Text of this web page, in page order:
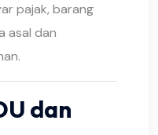
pajak, barang
asal dan
dan